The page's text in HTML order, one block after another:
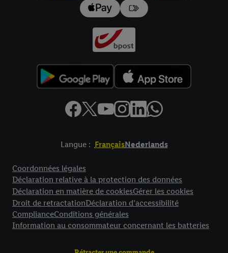
Langue : FrançaisNederlands
Coordonnées légales
Déclaration relative à la protection des données
Déclaration en matière de cookiesGérer les cookies
Droit de retractationDéclaration d’accessibilité
ComplianceConditions générales
Information au consommateur concernant les batteries